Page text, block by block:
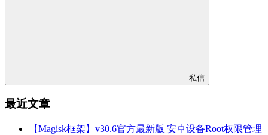
私信
最近文章
【Magisk框架】v30.6官方最新版 安卓设备Root权限管理